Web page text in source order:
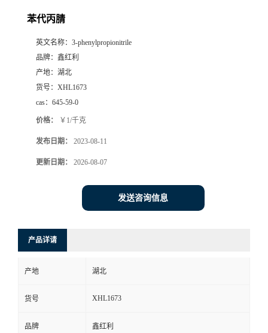
苯代丙腈
英文名称： 3-phenylpropionitrile
品牌： 鑫红利
产地： 湖北
货号： XHL1673
cas： 645-59-0
价格： ￥1/千克
发布日期： 2023-08-11
更新日期： 2026-08-07
发送咨询信息
产品详请
产地 湖北
货号 XHL1673
品牌 鑫红利